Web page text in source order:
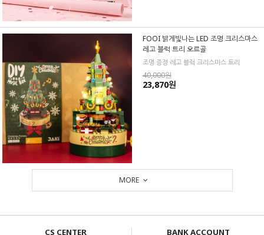
FOOI 밝게빛나는 LED 조명 크리스마스
레고 블럭 트리 오르골
조명 증정 레고 블럭 크리스마스 트리
40,000원
23,870원
MORE
CS CENTER BANK ACCOUNT